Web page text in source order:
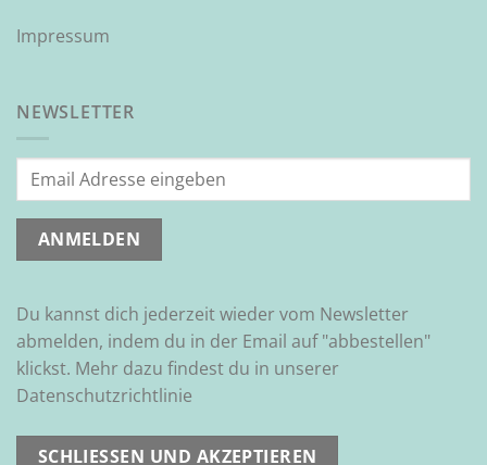
Impressum
NEWSLETTER
Du kannst dich jederzeit wieder vom Newsletter
abmelden, indem du in der Email auf "abbestellen"
klickst. Mehr dazu findest du in unserer
Datenschutzrichtlinie